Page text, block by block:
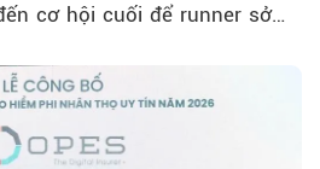
cơ hội cuối để runner sở